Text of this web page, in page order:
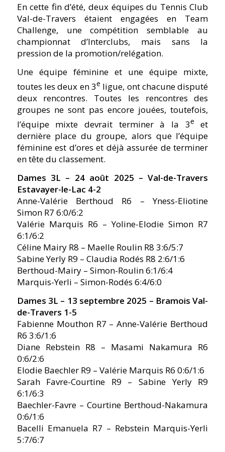
En cette fin d’été, deux équipes du Tennis Club
Val-de-Travers étaient engagées en Team
Challenge, une compétition semblable au
championnat d’Interclubs, mais sans la
pression de la promotion/relégation.
Une équipe féminine et une équipe mixte,
toutes les deux en 3e ligue, ont chacune disputé
deux rencontres. Toutes les rencontres des
groupes ne sont pas encore jouées, toutefois,
l’équipe mixte devrait terminer à la 3e
et
dernière place du groupe, alors que l’équipe
féminine est d’ores et déjà assurée de terminer
en tête du classement.
Dames 3L – 24 août 2025 – Val-de-Travers
Estavayer-le-Lac 4-2
Anne-Valérie Berthoud R6 – Yness-Eliotine
Simon R7 6:0/6:2
Valérie Marquis R6 – Yoline-Elodie Simon R7
6:1/6:2
Céline Mairy R8 – Maelle Roulin R8 3:6/5:7
Sabine Yerly R9 – Claudia Rodés R8 2:6/1:6
Berthoud-Mairy – Simon-Roulin 6:1/6:4
Marquis-Yerli – Simon-Rodés 6:4/6:0
Dames 3L – 13 septembre 2025 – Bramois Val-
de-Travers 1-5
Fabienne Mouthon R7 – Anne-Valérie Berthoud
R6 3:6/1:6
Diane Rebstein R8 – Masami Nakamura R6
0:6/2:6
Elodie Baechler R9 – Valérie Marquis R6 0:6/1:6
Sarah Favre-Courtine R9 – Sabine Yerly R9
6:1/6:3
Baechler-Favre – Courtine Berthoud-Nakamura
0:6/1:6
Bacelli Emanuela R7 – Rebstein Marquis-Yerli
5:7/6:7